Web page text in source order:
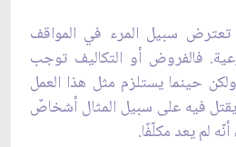
تعترض سبيل المرء في المواقف
فالفروض أو التكاليف توجب
حينما يستلزم مثل هذا العمل
فيه على سبيل المثال أشخاصٌ
لم يعد مكلّفًا.